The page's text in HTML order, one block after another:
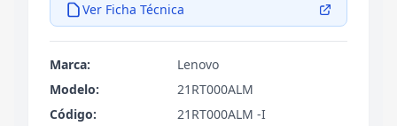
Ver Ficha Técnica
Marca:
Lenovo
Modelo:
21RT000ALM
Código:
21RT000ALM -I